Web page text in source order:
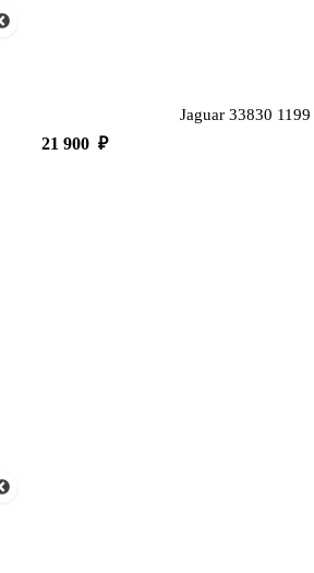
Jaguar 33830 1199
21 900 ₽